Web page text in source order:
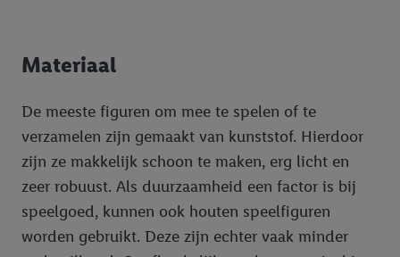
Materiaal
De meeste figuren om mee te spelen of te
verzamelen zijn gemaakt van kunststof. Hierdoor
zijn ze makkelijk schoon te maken, erg licht en
zeer robuust. Als duurzaamheid een factor is bij
speelgoed, kunnen ook houten speelfiguren
worden gebruikt. Deze zijn echter vaak minder